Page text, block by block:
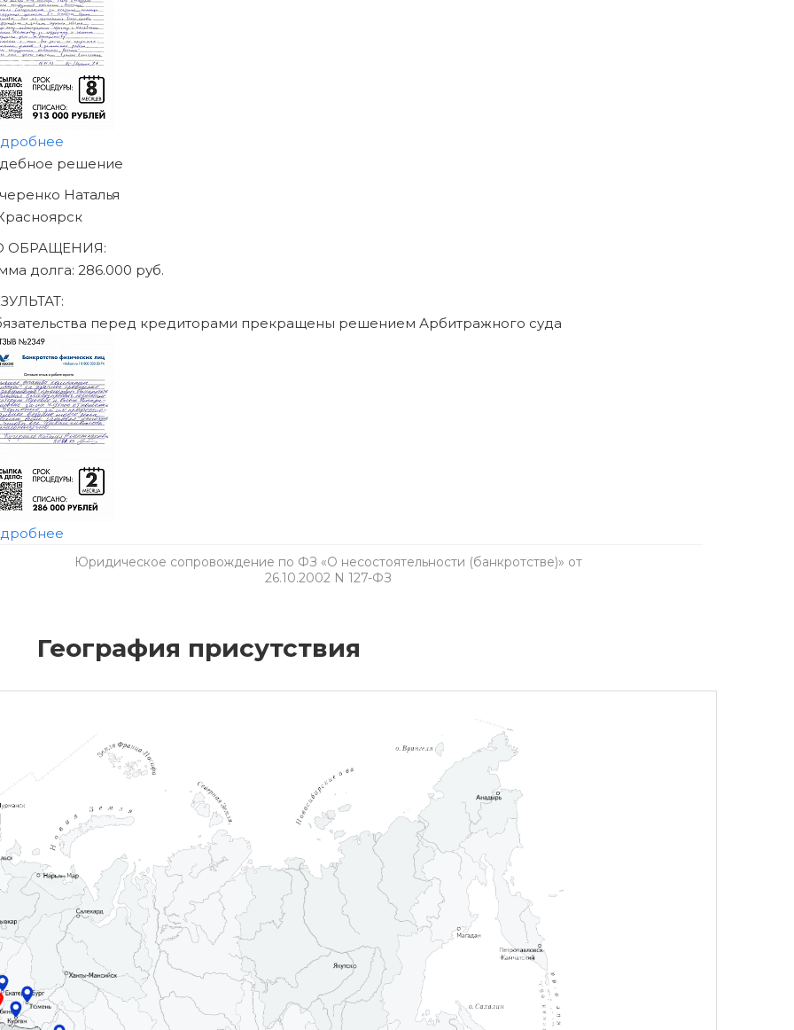
Юридическое сопровождение по ФЗ «О несостоятельности (банкротстве)» от
26.10.2002 N 127-ФЗ
География присутствия